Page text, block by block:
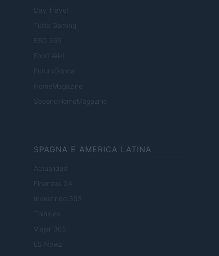
Day Travel
Tutto Gaming
ESG 365
Food Wiki
FuturoDonna
HomeMagazine
SecondHomeMagazine
SPAGNA E AMERICA LATINA
Actualidad
Finanzas 24
Investindo 365
Think.es
Viajar 365
ES Newz